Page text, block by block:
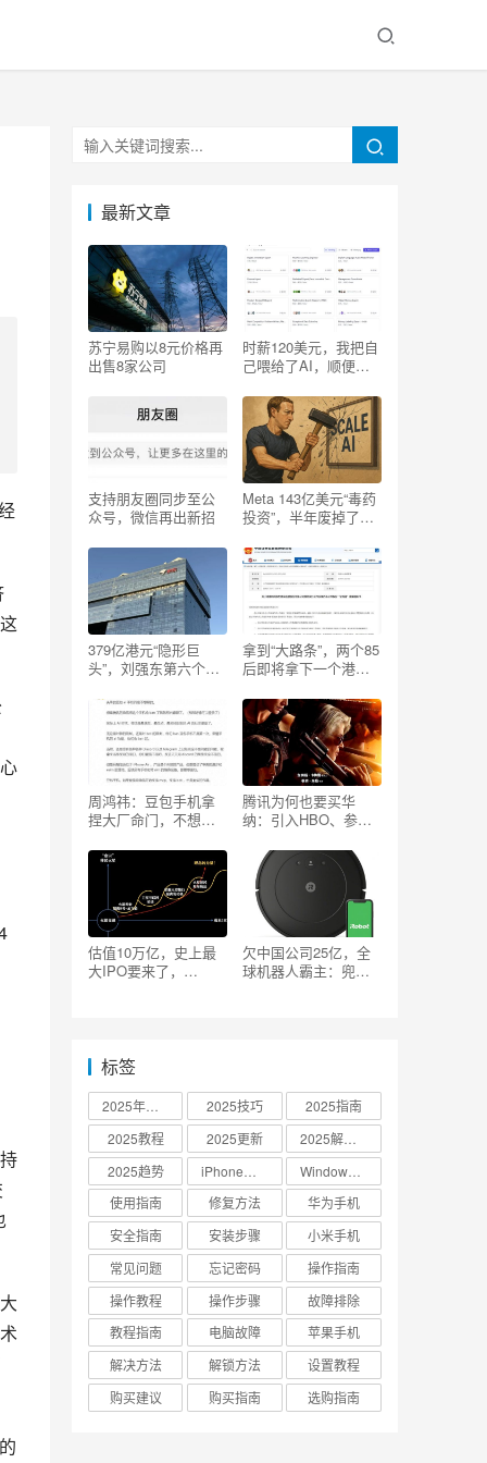
最新文章
苏宁易购以8元价格再
出售8家公司
时薪120美元，我把自
己喂给了AI，顺便砸
支持朋友圈同步至公
众号，微信再出新招
Meta 143亿美元“毒药
投资”，半年废掉了一
379亿港元“隐形巨
头”，刘强东第六个
拿到“大路条”，两个85
后即将拿下一个港股
周鸿祎：豆包手机拿
捏大厂命门，不想做
虑了
腾讯为何也要买华
纳：引入HBO、参投
估值10万亿，史上最
大IPO要来了，
欠中国公司25亿，全
球机器人霸主：兜里
标签
2025技巧
2025指南
2025教程
2025更新
2025趋势
使用指南
修复方法
华为手机
安全指南
安装步骤
小米手机
常见问题
忘记密码
操作指南
操作教程
操作步骤
故障排除
教程指南
电脑故障
苹果手机
解决方法
解锁方法
设置教程
购买建议
购买指南 选购指南